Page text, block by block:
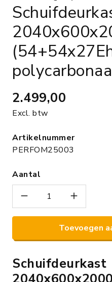
2.499,00
Excl. btw
Artikelnummer
PERFOM25003
Aantal
Toevoegen
Schuifdeurkast